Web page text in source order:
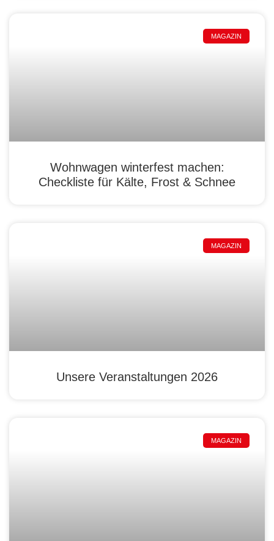
MAGAZIN
Wohnwagen winterfest machen:
Checkliste für Kälte, Frost & Schnee
MAGAZIN
Unsere Veranstaltungen 2026
MAGAZIN